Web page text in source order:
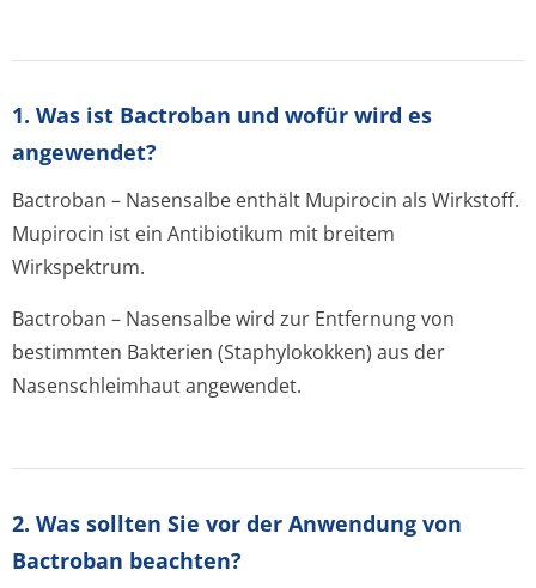
1. Was ist Bactroban und wofür wird es
angewendet?
Bactroban – Nasensalbe enthält Mupirocin als Wirkstoff.
Mupirocin ist ein Antibiotikum mit breitem
Wirkspektrum.
Bactroban – Nasensalbe wird zur Entfernung von
bestimmten Bakterien (Staphylokokken) aus der
Nasenschleimhaut angewendet.
2. Was sollten Sie vor der Anwendung von
Bactroban beachten?